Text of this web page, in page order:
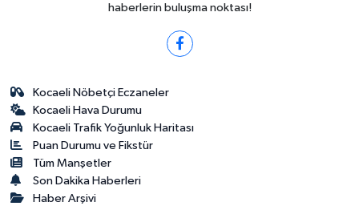
haberlerin buluşma noktası!
Kocaeli Nöbetçi Eczaneler
Kocaeli Hava Durumu
Kocaeli Trafik Yoğunluk Haritası
Puan Durumu ve Fikstür
Tüm Manşetler
Son Dakika Haberleri
Haber Arşivi